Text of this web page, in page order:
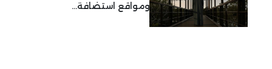
ومواقع استضافة...